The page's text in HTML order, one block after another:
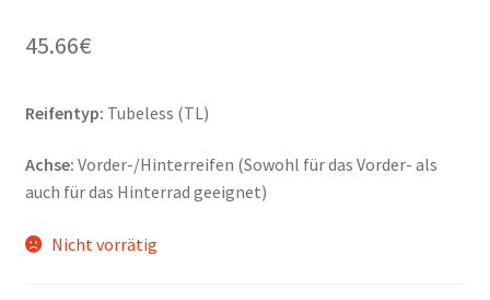
45.66€
Reifentyp: Tubeless (TL)
Achse: Vorder-/Hinterreifen (Sowohl für das Vorder- als
auch für das Hinterrad geeignet)
Nicht vorrätig